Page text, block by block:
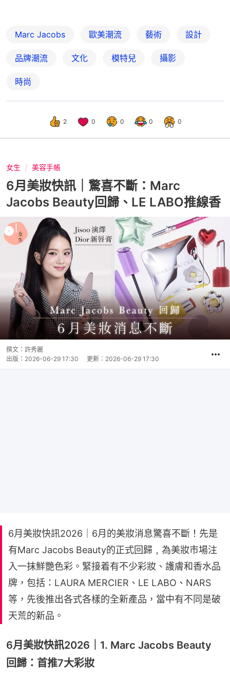
Marc Jacobs 歐美潮流 藝術 設計
品牌潮流 文化 模特兒 攝影
時尚
2 0 0 0 0
女生 美容手帳
6月美妝快訊｜驚喜不斷：Marc
Jacobs Beauty回歸、LE LABO推線香
撰文： 許秀麗
出版： 2026-06-29 17:30 更新： 2026-06-29 17:30
6月美妝快訊2026｜6月的美妝消息驚喜不斷！先是
有Marc Jacobs Beauty的正式回歸﹐為美妝市場注
入一抹鮮艷色彩。緊接着有不少彩妝、護膚和香水品
牌，包括：LAURA MERCIER、LE LABO、NARS
等，先後推出各式各樣的全新產品，當中有不同是破
天荒的新品。
6月美妝快訊2026｜1. Marc Jacobs Beauty
回歸：首推7大彩妝